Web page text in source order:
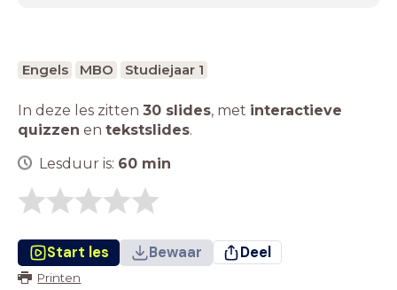
Engels MBO Studiejaar 1
In deze les zitten 30 slides, met interactieve
quizzen en tekstslides.
Lesduur is: 60 min
Start les Bewaar Deel
Printen